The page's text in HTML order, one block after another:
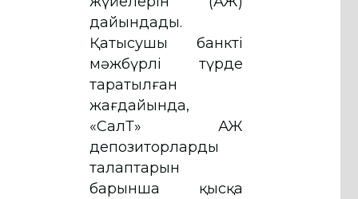
дайындады.
Қатысушы банктің
мәжбүрлі түрде
таратылған
жағдайында,
«СалТ» АЖ
депозиторлардың
талаптарын
барынша қысқа